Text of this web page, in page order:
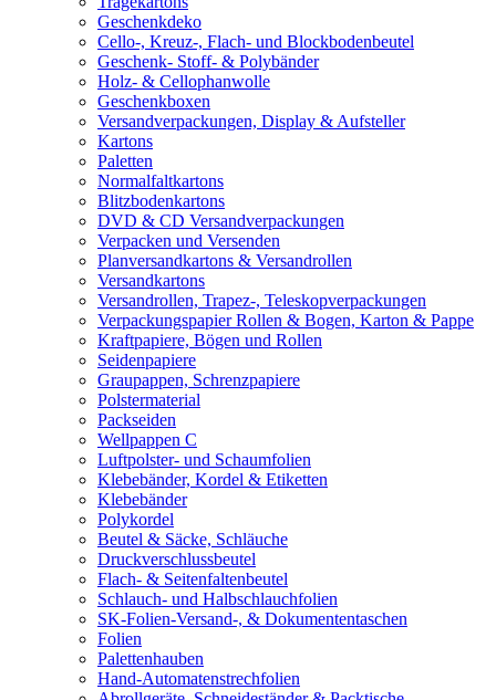
Geschenkdeko
Cello-, Kreuz-, Flach- und Blockbodenbeutel
Geschenk- Stoff- & Polybänder
Holz- & Cellophanwolle
Geschenkboxen
Versandverpackungen, Display & Aufsteller
Kartons
Paletten
Normalfaltkartons
Blitzbodenkartons
DVD & CD Versandverpackungen
Verpacken und Versenden
Planversandkartons & Versandrollen
Versandkartons
Versandrollen, Trapez-, Teleskopverpackungen
Verpackungspapier Rollen & Bogen, Karton & Pappe
Kraftpapiere, Bögen und Rollen
Seidenpapiere
Graupappen, Schrenzpapiere
Polstermaterial
Packseiden
Wellpappen C
Luftpolster- und Schaumfolien
Klebebänder, Kordel & Etiketten
Klebebänder
Polykordel
Beutel & Säcke, Schläuche
Druckverschlussbeutel
Flach- & Seitenfaltenbeutel
Schlauch- und Halbschlauchfolien
SK-Folien-Versand-, & Dokumententaschen
Folien
Palettenhauben
Hand-Automatenstrechfolien